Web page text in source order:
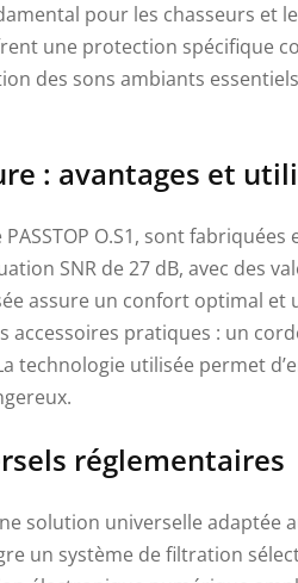
pour les chasseurs et
une protection spécifique
des sons ambiants
: avantages et
O.S1, sont fabriquées
SNR de 27 dB, avec des
assure un confort optimal et
accessoires pratiques : un
technologie utilisée permet
réglementaires
solution universelle adaptée
un système de filtration